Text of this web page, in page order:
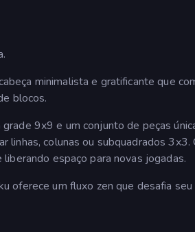
minimalista e gratificante que
blocos.
9x9 e um conjunto de peças
linhas, colunas ou subquadrados
espaço para novas jogadas.
oferece um fluxo zen que desafia